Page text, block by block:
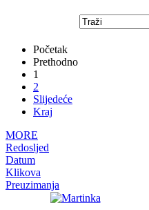
Početak
Prethodno
1
2
Slijedeće
Kraj
MORE
Redosljed
Datum
Klikova
Preuzimanja